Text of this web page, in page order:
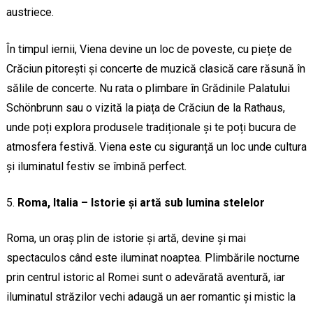
austriece.
În timpul iernii, Viena devine un loc de poveste, cu piețe de
Crăciun pitorești și concerte de muzică clasică care răsună în
sălile de concerte. Nu rata o plimbare în Grădinile Palatului
Schönbrunn sau o vizită la piața de Crăciun de la Rathaus,
unde poți explora produsele tradiționale și te poți bucura de
atmosfera festivă. Viena este cu siguranță un loc unde cultura
și iluminatul festiv se îmbină perfect.
Roma, Italia – Istorie și artă sub lumina stelelor
Roma, un oraș plin de istorie și artă, devine și mai
spectaculos când este iluminat noaptea. Plimbările nocturne
prin centrul istoric al Romei sunt o adevărată aventură, iar
iluminatul străzilor vechi adaugă un aer romantic și mistic la